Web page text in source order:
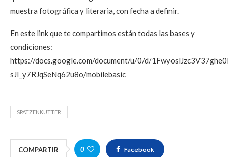
muestra fotográfica y literaria, con fecha a definir.
En este link que te compartimos están todas las bases y
condiciones:
https://docs.google.com/document/u/0/d/
sJI_y7RJqSeNq62u8o/mobilebasic
SPATZENKUTTER
COMPARTIR 0 Facebook